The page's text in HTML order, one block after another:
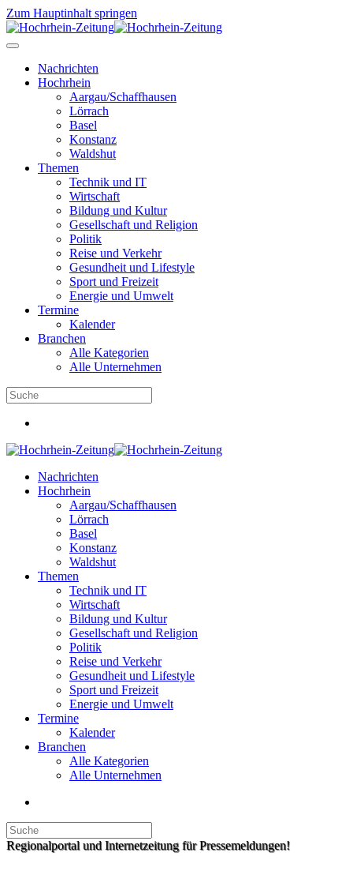
Zum Hauptinhalt springen
Nachrichten
Hochrhein
Aargau/Schaffhausen
Lörrach
Basel
Konstanz
Waldshut
Themen
Technik und IT
Wirtschaft
Bildung und Kultur
Gesellschaft und Religion
Politik
Reise und Verkehr
Gesundheit und Lifestyle
Sport und Freizeit
Energie und Umwelt
Termine
Kalender
Branchen
Alle Kategorien
Alle Unternehmen
Nachrichten
Hochrhein
Aargau/Schaffhausen
Lörrach
Basel
Konstanz
Waldshut
Themen
Technik und IT
Wirtschaft
Bildung und Kultur
Gesellschaft und Religion
Politik
Reise und Verkehr
Gesundheit und Lifestyle
Sport und Freizeit
Energie und Umwelt
Termine
Kalender
Branchen
Alle Kategorien
Alle Unternehmen
Regionalportal und Internetzeitung für Pressemeldungen!